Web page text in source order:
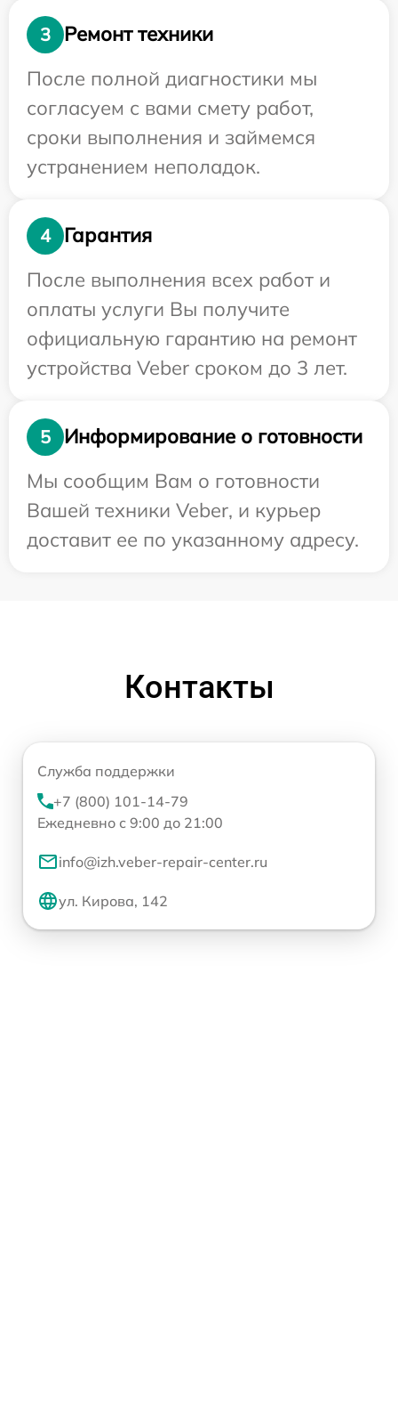
3
Ремонт техники
После полной диагностики мы
согласуем с вами смету работ,
сроки выполнения и займемся
устранением неполадок.
4
Гарантия
После выполнения всех работ и
оплаты услуги Вы получите
официальную гарантию на ремонт
устройства Veber сроком до 3 лет.
5
Информирование о готовности
Мы сообщим Вам о готовности
Вашей техники Veber, и курьер
доставит ее по указанному адресу.
Контакты
Служба поддержки
+7 (800) 101-14-79
Ежедневно с 9:00 до 21:00
info@izh.veber-repair-center.ru
ул. Кирова, 142